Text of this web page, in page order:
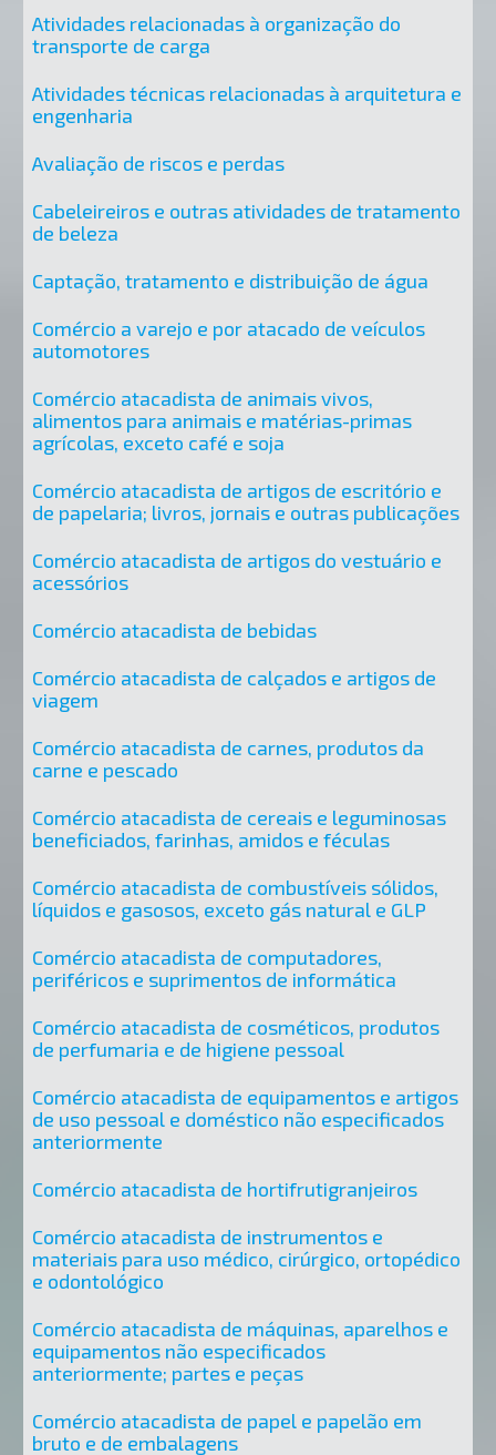
Atividades relacionadas à organização do
transporte de carga
Atividades técnicas relacionadas à arquitetura e
engenharia
Avaliação de riscos e perdas
Cabeleireiros e outras atividades de tratamento
de beleza
Captação, tratamento e distribuição de água
Comércio a varejo e por atacado de veículos
automotores
Comércio atacadista de animais vivos,
alimentos para animais e matérias-primas
agrícolas, exceto café e soja
Comércio atacadista de artigos de escritório e
de papelaria; livros, jornais e outras publicações
Comércio atacadista de artigos do vestuário e
acessórios
Comércio atacadista de bebidas
Comércio atacadista de calçados e artigos de
viagem
Comércio atacadista de carnes, produtos da
carne e pescado
Comércio atacadista de cereais e leguminosas
beneficiados, farinhas, amidos e féculas
Comércio atacadista de combustíveis sólidos,
líquidos e gasosos, exceto gás natural e GLP
Comércio atacadista de computadores,
periféricos e suprimentos de informática
Comércio atacadista de cosméticos, produtos
de perfumaria e de higiene pessoal
Comércio atacadista de equipamentos e artigos
de uso pessoal e doméstico não especificados
anteriormente
Comércio atacadista de hortifrutigranjeiros
Comércio atacadista de instrumentos e
materiais para uso médico, cirúrgico, ortopédico
e odontológico
Comércio atacadista de máquinas, aparelhos e
equipamentos não especificados
anteriormente; partes e peças
Comércio atacadista de papel e papelão em
bruto e de embalagens